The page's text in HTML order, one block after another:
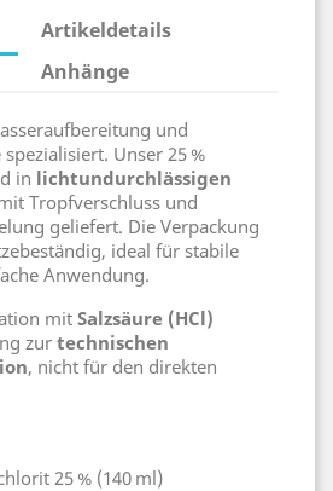
Artikeldetails
Anhänge
und
Unser 25 %
in lichtundurchlässigen
Tropfverschluss und
geliefert. Die Verpackung
ideal für stabile
Anwendung.
mit Salzsäure (HCl)
zur technischen
, nicht für den direkten
25 % (140 ml)